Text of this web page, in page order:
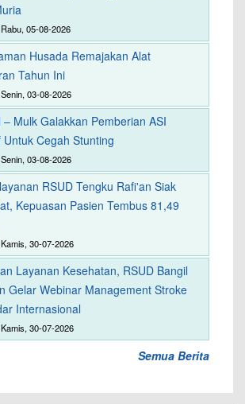
05-08-2026
Husada Remajakan Alat
Tahun Ini
03-08-2026
– Mulk Galakkan Pemberian ASI
Untuk Cegah Stunting
03-08-2026
RSUD Tengku Rafi'an Siak
Kepuasan Pasien Tembus 81,49
30-07-2026
Layanan Kesehatan, RSUD Bangil
Gelar Webinar Management Stroke
Internasional
30-07-2026
Semua Berita